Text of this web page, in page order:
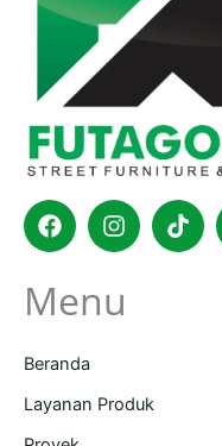
FacebookInstagram
Menu
Beranda
Layanan Produk